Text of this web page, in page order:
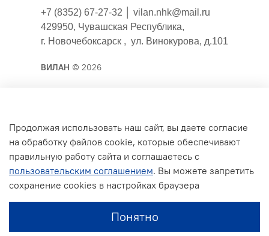
+7 (8352) 67-27-32 │ vilan.nhk@mail.ru
429950, Чувашская Республика,
г. Новочебоксарск , ул. Винокурова, д.101
ВИЛАН © 2026
Публичная оферта
Согласие на обработку персональных данных для
сайта
Политика конфиденциальности
Условия обмена и возврата
Продолжая использовать наш сайт, вы даете согласие
на обработку файлов cookie, которые обеспечивают
правильную работу сайта и соглашаетесь с
пользовательским соглашением. Вы можете запретить
сохранение cookies в настройках браузера
Понятно